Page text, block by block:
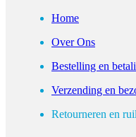
Home
Over Ons
Bestelling en
Verzending en
Retourneren en